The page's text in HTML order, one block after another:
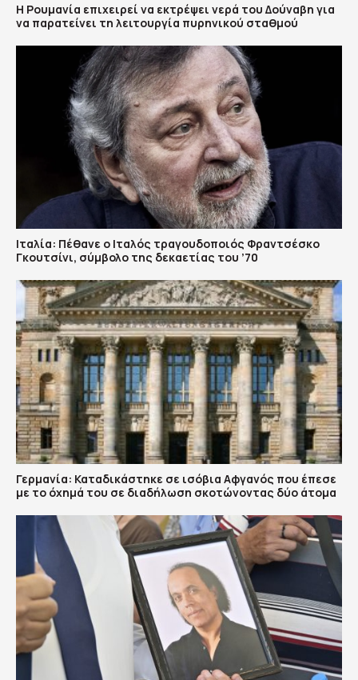
Η Ρουμανία επιχειρεί να εκτρέψει νερά του Δούναβη για
να παρατείνει τη λειτουργία πυρηνικού σταθμού
Ιταλία: Πέθανε ο Ιταλός τραγουδοποιός Φραντσέσκο
Γκουτσίνι, σύμβολο της δεκαετίας του ’70
Γερμανία: Καταδικάστηκε σε ισόβια Αφγανός που έπεσε
με το όχημά του σε διαδήλωση σκοτώνοντας δύο άτομα